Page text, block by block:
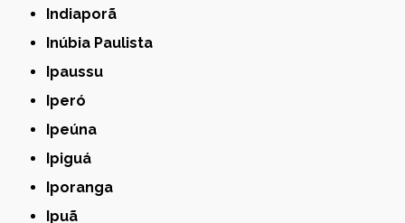
Indiaporã
Inúbia Paulista
Ipaussu
Iperó
Ipeúna
Ipiguá
Iporanga
Ipuã